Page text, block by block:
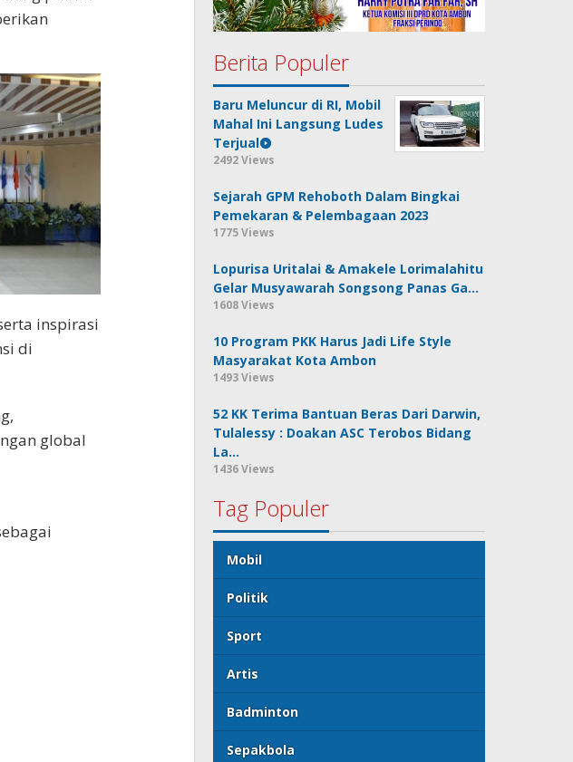
inspirasi
di
global
Berita Populer
Baru Meluncur di RI, Mobil
Mahal Ini Langsung Ludes
Terjual
2492 Views
Sejarah GPM Rehoboth Dalam Bingkai
Pemekaran & Pelembagaan 2023
1775 Views
Lopurisa Uritalai & Amakele Lorimalahitu
Gelar Musyawarah Songsong Panas Ga…
1608 Views
10 Program PKK Harus Jadi Life Style
Masyarakat Kota Ambon
1493 Views
52 KK Terima Bantuan Beras Dari Darwin,
Tulalessy : Doakan ASC Terobos Bidang
La…
1436 Views
Tag Populer
Mobil
Politik
Sport
Artis
Badminton
Sepakbola